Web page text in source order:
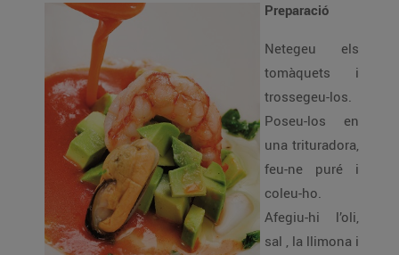
Preparació
Netegeu els
tomàquets i
trossegeu-los.
Poseu-los en
una trituradora,
feu-ne puré i
coleu-ho.
Afegiu-hi l’oli,
sal , la llimona i